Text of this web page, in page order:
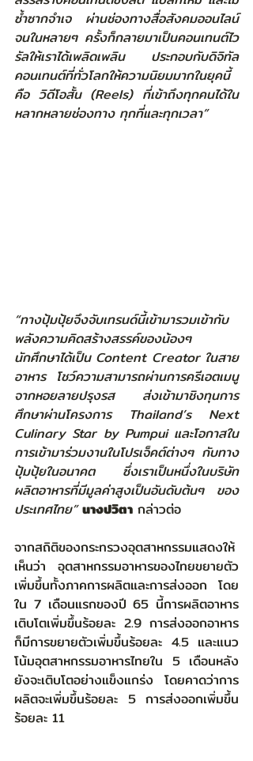
ซ้ำซากจำเจ ผ่านช่องทางสื่อสังคมออนไลน์
จนในหลายๆ ครั้งก็กลายมาเป็นคอนเทนต์ไว
รัลให้เราได้เพลิดเพลิน ประกอบกับดิจิทัล
คอนเทนต์ที่ทั่วโลกให้ความนิยมมากในยุคนี้
คือ วิดีโอสั้น (Reels) ที่เข้าถึงทุกคนได้ใน
หลากหลายช่องทาง ทุกที่และทุกเวลา”
“ทางปุ้มปุ้ยจึงจับเทรนด์นี้เข้ามารวมเข้ากับ
พลังความคิดสร้างสรรค์ของน้องๆ
นักศึกษาได้เป็น Content Creator ในสาย
อาหาร โชว์ความสามารถผ่านการครีเอตเมนู
จากหอยลายปรุงรส ส่งเข้ามาชิงทุนการ
ศึกษาผ่านโครงการ Thailand’s Next
Culinary Star by Pumpui และโอกาสใน
การเข้ามาร่วมงานในโปรเจ็คต์ต่างๆ กับทาง
ปุ้มปุ้ยในอนาคต ซึ่งเราเป็นหนึ่งในบริษัท
ผลิตอาหารที่มีมูลค่าสูงเป็นอันดับต้นๆ ของ
ประเทศไทย” นางปวิตา กล่าวต่อ
จากสถิติของกระทรวงอุตสาหกรรมแสดงให้
เห็นว่า อุตสาหกรรมอาหารของไทยขยายตัว
เพิ่มขึ้นทั้งภาคการผลิตและการส่งออก โดย
ใน 7 เดือนแรกของปี 65 นี้การผลิตอาหาร
เติบโตเพิ่มขึ้นร้อยละ 2.9 การส่งออกอาหาร
ก็มีการขยายตัวเพิ่มขึ้นร้อยละ 4.5 และแนว
โน้มอุตสาหกรรมอาหารไทยใน 5 เดือนหลัง
ยังจะเติบโตอย่างแข็งแกร่ง โดยคาดว่าการ
ผลิตจะเพิ่มขึ้นร้อยละ 5 การส่งออกเพิ่มขึ้น
ร้อยละ 11